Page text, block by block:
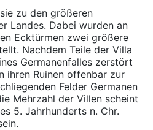
zu den größeren
Landes. Dabei wurden an
Ecktürmen zwei größere
Nachdem Teile der Villa
Germanenfalles zerstört
ihren Ruinen offenbar zur
Felder Germanen
Mehrzahl der Villen scheint
5. Jahrhunderts n. Chr.